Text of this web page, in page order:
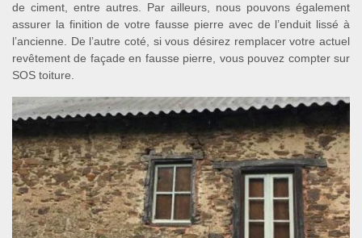
de ciment, entre autres. Par ailleurs, nous pouvons également
assurer la finition de votre fausse pierre avec de l’enduit lissé à
l’ancienne. De l’autre coté, si vous désirez remplacer votre actuel
revêtement de façade en fausse pierre, vous pouvez compter sur
SOS toiture.